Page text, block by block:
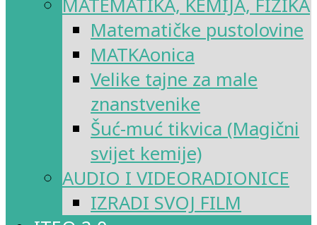
MATEMATIKA, KEMIJA, FIZIKA
Matematičke pustolovine
MATKAonica
Velike tajne za male
znanstvenike
Šuć-muć tikvica (Magični
svijet kemije)
AUDIO I VIDEORADIONICE
IZRADI SVOJ FILM